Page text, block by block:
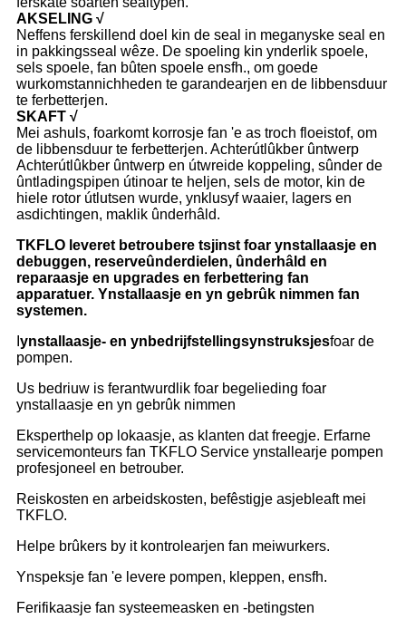
AKSELING √
Neffens ferskillend doel kin de seal in meganyske seal en
in pakkingsseal wêze. De spoeling kin ynderlik spoele,
sels spoele, fan bûten spoele ensfh., om goede
wurkomstannichheden te garandearjen en de libbensduur
te ferbetterjen.
SKAFT √
Mei ashuls, foarkomt korrosje fan 'e as troch floeistof, om
de libbensduur te ferbetterjen. Achterútlûkber ûntwerp
Achterútlûkber ûntwerp en útwreide koppeling, sûnder de
ûntladingspipen útinoar te heljen, sels de motor, kin de
hiele rotor útlutsen wurde, ynklusyf waaier, lagers en
asdichtingen, maklik ûnderhâld.
TKFLO leveret betroubere tsjinst foar ynstallaasje en
debuggen, reserveûnderdielen, ûnderhâld en
reparaasje en upgrades en ferbettering fan
apparatuer. Ynstallaasje en yn gebrûk nimmen fan
systemen.
ynstallaasje- en ynbedrijfstellingsynstruksjesfoar de
pompen.
Us bedriuw is ferantwurdlik foar begelieding foar
ynstallaasje en yn gebrûk nimmen
Eksperthelp op lokaasje, as klanten dat freegje. Erfarne
servicemonteurs fan TKFLO Service ynstallearje pompen
profesjoneel en betrouber.
Reiskosten en arbeidskosten, befêstigje asjebleaft mei
TKFLO.
Helpe brûkers by it kontrolearjen fan meiwurkers.
Ynspeksje fan 'e levere pompen, kleppen, ensfh.
Ferifikaasje fan systeemeasken en -betingsten